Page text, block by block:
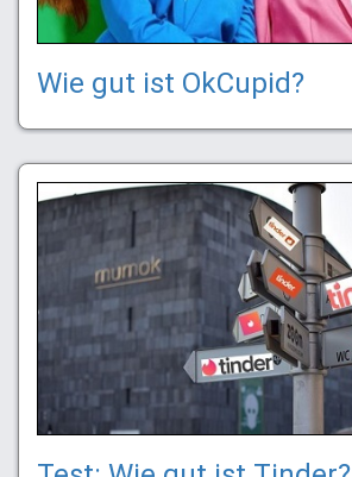
Wie gut ist OkCupid?